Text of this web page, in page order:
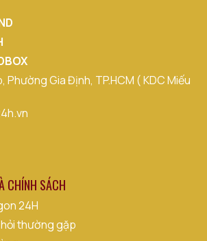
Phường Gia Định, TP.HCM ( KDC Miếu
CHÍNH SÁCH
24H
thường gặp